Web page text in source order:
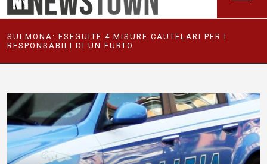
SULMONA: ESEGUITE 4 MISURE CAUTELARI PER I
RESPONSABILI DI UN FURTO